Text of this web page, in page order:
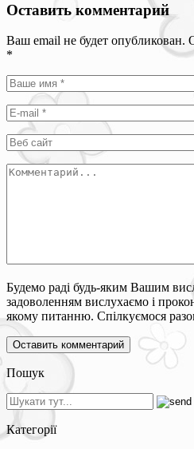
Оставить комментарий
Ваш email не будет опубликован.
*
Будемо раді будь-яким Вашим
задоволенням вислухаємо і
якому питанню. Спілкуємося
Пошук
Категорії